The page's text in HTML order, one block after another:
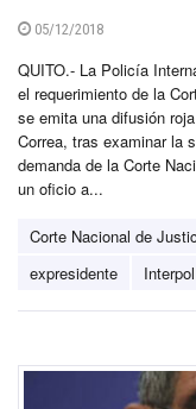
05/12/2018
QUITO.- La Policía
el requerimiento de la
se emita una difusión
Correa, tras examinar la
demanda de la Corte
un oficio a...
Corte Nacional de
expresidente
Interpol